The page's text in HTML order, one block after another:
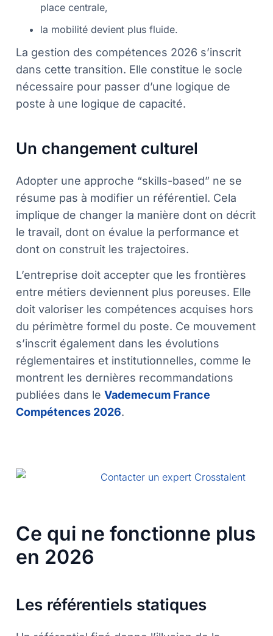
place centrale,
la mobilité devient plus fluide.
La gestion des compétences 2026 s’inscrit
dans cette transition. Elle constitue le socle
nécessaire pour passer d’une logique de
poste à une logique de capacité.
Un changement culturel
Adopter une approche “skills-based” ne se
résume pas à modifier un référentiel. Cela
implique de changer la manière dont on décrit
le travail, dont on évalue la performance et
dont on construit les trajectoires.
L’entreprise doit accepter que les frontières
entre métiers deviennent plus poreuses. Elle
doit valoriser les compétences acquises hors
du périmètre formel du poste. Ce mouvement
s’inscrit également dans les évolutions
réglementaires et institutionnelles, comme le
montrent les dernières recommandations
publiées dans le Vademecum France
Compétences 2026.
Ce qui ne fonctionne plus
en 2026
Les référentiels statiques